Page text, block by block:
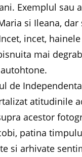
Exemplul sau
si Ileana,
incet,
mai
de
atitudinile
acestor
patina
si arhivate